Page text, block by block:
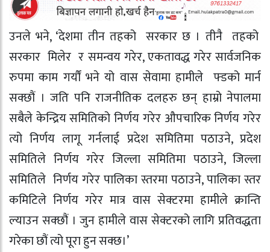
उनले भने, ‘देशमा तीन तहको सरकार छ । तीनै तहको
सरकार मिलेर र समन्वय गरेर, एकतावद्ध गरेर सार्वजनिक
रुपमा काम गर्यौं भने यो वास सेवामा हामीले फ्डको मार्न
सक्छौं । जति पनि राजनीतिक दलहरु छन् हाम्रो नेपालमा
सबैले केन्द्रिय समितिको निर्णय गरेर औपचारिक निर्णय गरेर
त्यो निर्णय लागू गर्नलाई प्रदेश समितिमा पठाउने, प्रदेश
समितिले निर्णय गरेर जिल्ला समितिमा पठाउने, जिल्ला
समितिले निर्णय गरेर पालिका स्तरमा पठाउने, पालिका स्तर
कमिटिले निर्णय गरेर मात्र वास सेक्टरमा हामीले क्रान्ति
ल्याउन सक्छौं । जुन हामीले वास सेक्टरको लागि प्रतिवद्धता
गरेका छौं त्यो पूरा हुन सक्छ।’